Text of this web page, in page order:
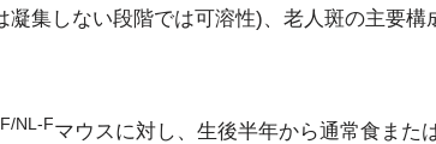
凝集しない段階では可溶性)、老人斑の主要構
NL-Fマウスに対し、生後半年から通常食また